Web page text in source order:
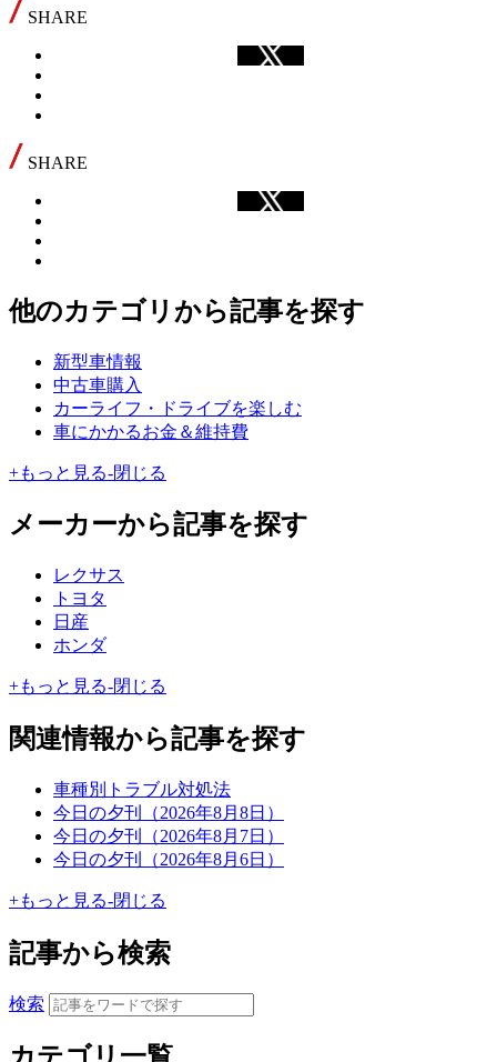
SHARE
SHARE
他のカテゴリから記事を探す
新型車情報
中古車購入
カーライフ・ドライブを楽しむ
車にかかるお金＆維持費
+もっと見る-閉じる
メーカーから記事を探す
レクサス
トヨタ
日産
ホンダ
+もっと見る-閉じる
関連情報から記事を探す
車種別トラブル対処法
今日の夕刊（2026年8月8日）
今日の夕刊（2026年8月7日）
今日の夕刊（2026年8月6日）
+もっと見る-閉じる
記事から検索
検索